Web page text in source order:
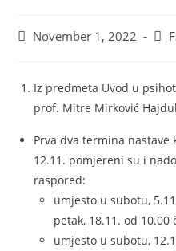
November 1, 2022
Iz predmeta Uvod u
prof. Mitre Mirković
Prva dva termina nastave
12.11. pomjereni su i
raspored:
umjesto u subotu,
petak, 18.11. od 10.00
umjesto u subotu,